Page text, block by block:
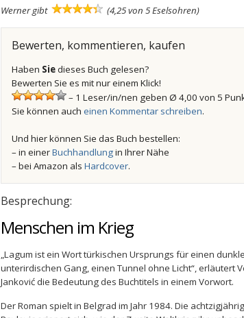
Werner gibt
(4,25 von 5 Eselsohren)
Bewerten, kommentieren, kaufen
Haben Siedieses Buch gelesen?
Bewerten Sie es mit nur einem Klick!
– 1 Leser/in/nen geben Ø 4,00 von 5
Sie können auch einen Kommentar schreiben.
Und hier können Sie das Buch bestellen:
– in einerBuchhandlungin Ihrer Nähe
– bei Amazon als Hardcover.
Besprechung:
Menschen im Krieg
„Lagum ist ein Wort türkischen Ursprungs für einen
unterirdischen Gang, einen Tunnel ohne Licht“, erläutert
Janković die Bedeutung des Buchtitels in einem Vorwort.
Der Roman spielt in Belgrad im Jahr 1984. Die